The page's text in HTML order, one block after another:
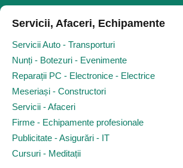
Servicii, Afaceri, Echipamente
Servicii Auto - Transporturi
Nunți - Botezuri - Evenimente
Reparații PC - Electronice - Electrice
Meseriași - Constructori
Servicii - Afaceri
Firme - Echipamente profesionale
Publicitate - Asigurări - IT
Cursuri - Meditații